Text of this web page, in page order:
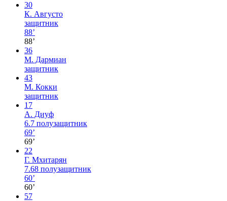
30
К. Августо
защитник
88’
88’
36
М. Дармиан
защитник
43
М. Кокки
защитник
17
А. Диуф
6.7 полузащитник
69’
69’
22
Г. Мхитарян
7.68 полузащитник
60’
60’
57